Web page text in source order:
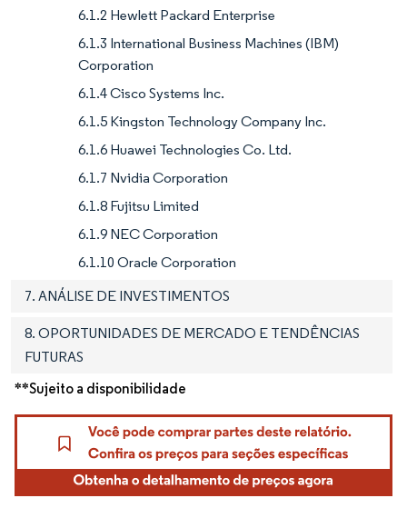
6.1.2 Hewlett Packard Enterprise
6.1.3 International Business Machines (IBM)
Corporation
6.1.4 Cisco Systems Inc.
6.1.5 Kingston Technology Company Inc.
6.1.6 Huawei Technologies Co. Ltd.
6.1.7 Nvidia Corporation
6.1.8 Fujitsu Limited
6.1.9 NEC Corporation
6.1.10 Oracle Corporation
7. ANÁLISE DE INVESTIMENTOS
8. OPORTUNIDADES DE MERCADO E TENDÊNCIAS
FUTURAS
**Sujeito a disponibilidade